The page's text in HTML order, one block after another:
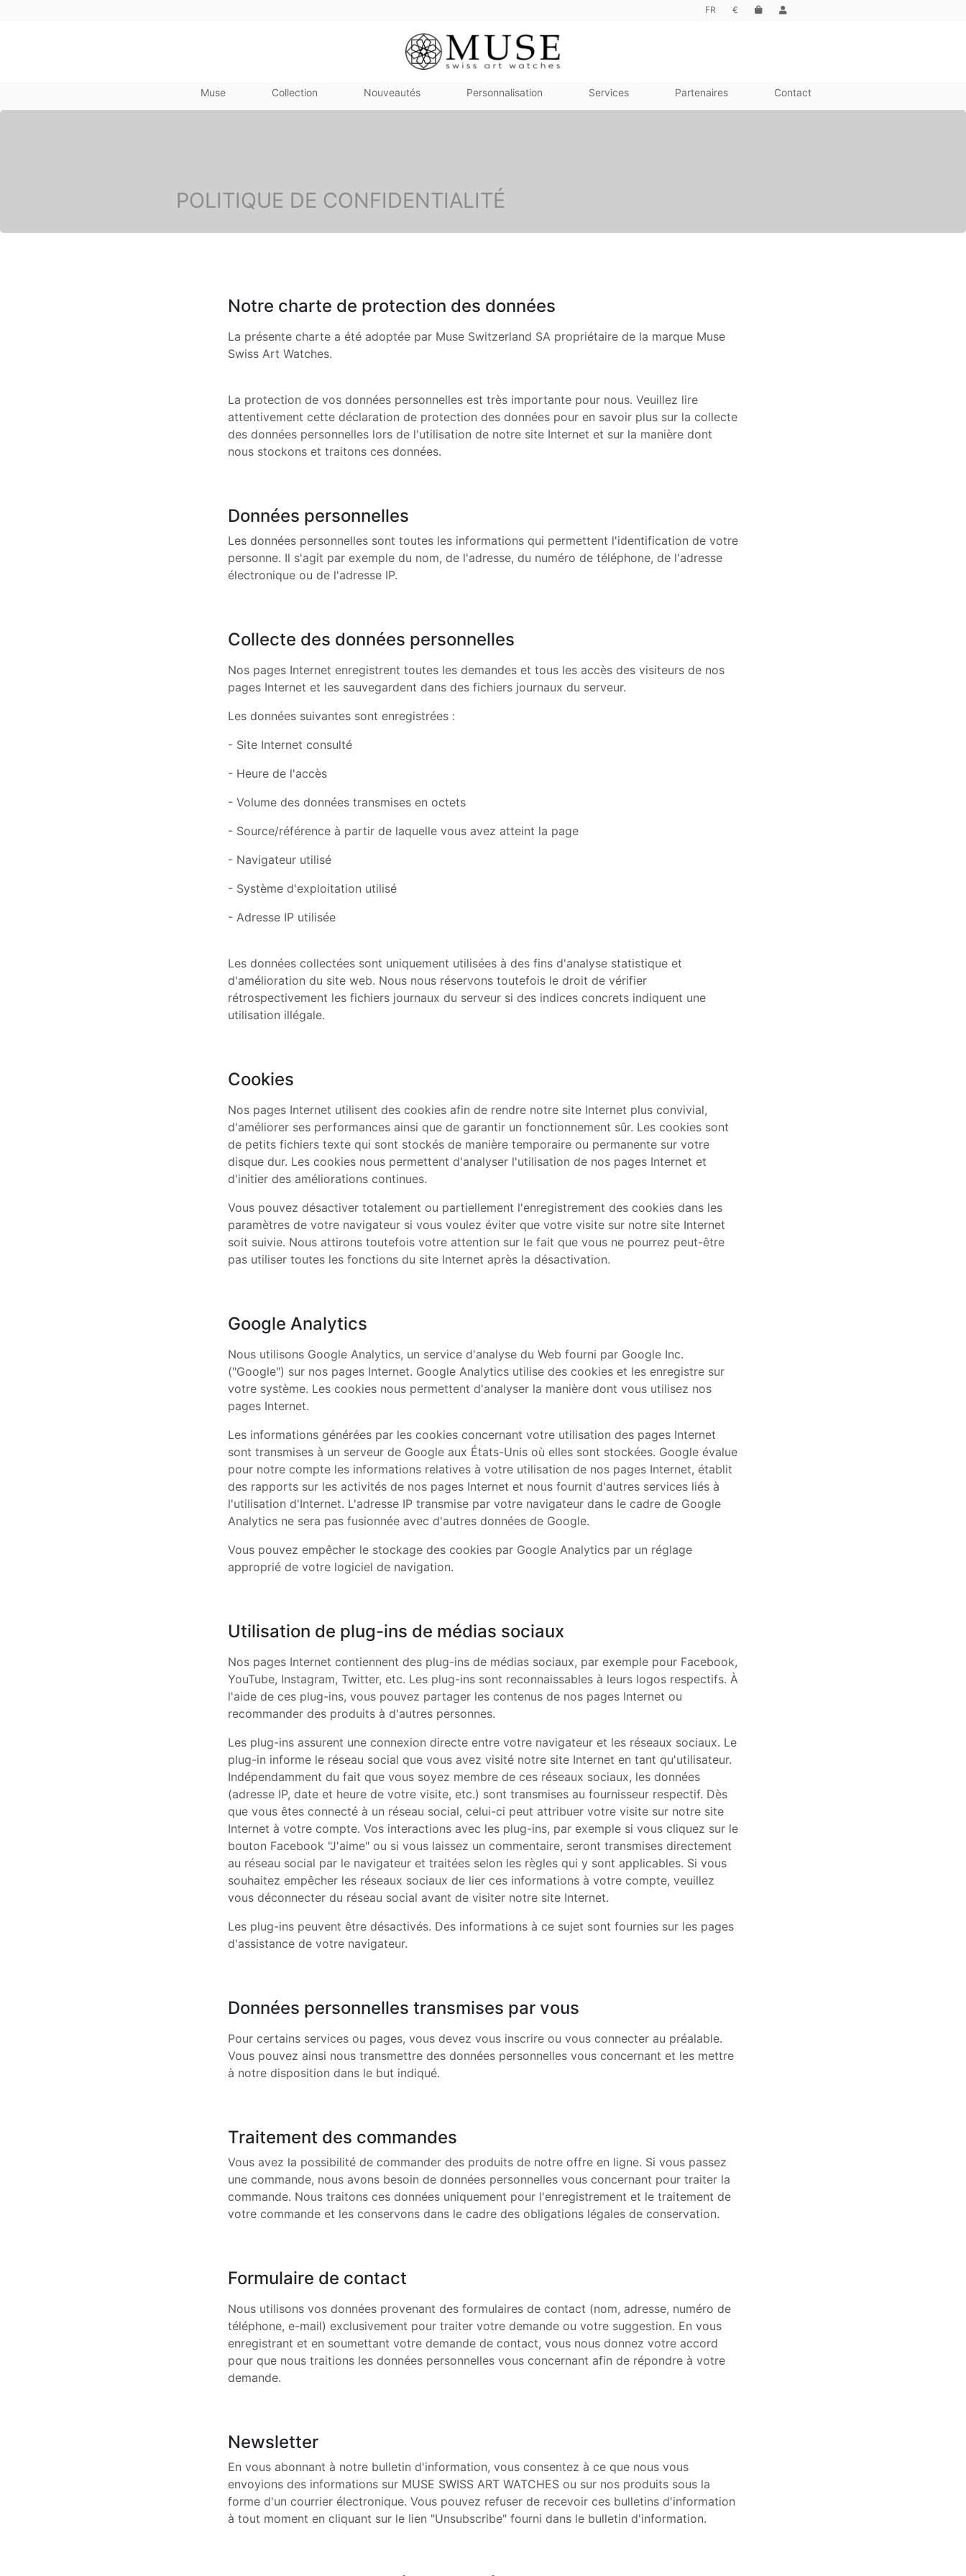
FR €
Muse Collection Nouveautés Personnalisation Services Partenaires Contact
POLITIQUE DE CONFIDENTIALITÉ
Notre charte de protection des données
La présente charte a été adoptée par Muse Switzerland SA propriétaire de la marque Muse
Swiss Art Watches.
La protection de vos données personnelles est très importante pour nous. Veuillez lire
attentivement cette déclaration de protection des données pour en savoir plus sur la collecte
des données personnelles lors de l'utilisation de notre site Internet et sur la manière dont
nous stockons et traitons ces données.
Données personnelles
Les données personnelles sont toutes les informations qui permettent l'identification de votre
personne. Il s'agit par exemple du nom, de l'adresse, du numéro de téléphone, de l'adresse
électronique ou de l'adresse IP.
Collecte des données personnelles
Nos pages Internet enregistrent toutes les demandes et tous les accès des visiteurs de nos
pages Internet et les sauvegardent dans des fichiers journaux du serveur.
Les données suivantes sont enregistrées :
- Site Internet consulté
- Heure de l'accès
- Volume des données transmises en octets
- Source/référence à partir de laquelle vous avez atteint la page
- Navigateur utilisé
- Système d'exploitation utilisé
- Adresse IP utilisée
Les données collectées sont uniquement utilisées à des fins d'analyse statistique et
d'amélioration du site web. Nous nous réservons toutefois le droit de vérifier
rétrospectivement les fichiers journaux du serveur si des indices concrets indiquent une
utilisation illégale.
Cookies
Nos pages Internet utilisent des cookies afin de rendre notre site Internet plus convivial,
d'améliorer ses performances ainsi que de garantir un fonctionnement sûr. Les cookies sont
de petits fichiers texte qui sont stockés de manière temporaire ou permanente sur votre
disque dur. Les cookies nous permettent d'analyser l'utilisation de nos pages Internet et
d'initier des améliorations continues.
Vous pouvez désactiver totalement ou partiellement l'enregistrement des cookies dans les
paramètres de votre navigateur si vous voulez éviter que votre visite sur notre site Internet
soit suivie. Nous attirons toutefois votre attention sur le fait que vous ne pourrez peut-être
pas utiliser toutes les fonctions du site Internet après la désactivation.
Google Analytics
Nous utilisons Google Analytics, un service d'analyse du Web fourni par Google Inc.
("Google") sur nos pages Internet. Google Analytics utilise des cookies et les enregistre sur
votre système. Les cookies nous permettent d'analyser la manière dont vous utilisez nos
pages Internet.
Les informations générées par les cookies concernant votre utilisation des pages Internet
sont transmises à un serveur de Google aux États-Unis où elles sont stockées. Google évalue
pour notre compte les informations relatives à votre utilisation de nos pages Internet, établit
des rapports sur les activités de nos pages Internet et nous fournit d'autres services liés à
l'utilisation d'Internet. L'adresse IP transmise par votre navigateur dans le cadre de Google
Analytics ne sera pas fusionnée avec d'autres données de Google.
Vous pouvez empêcher le stockage des cookies par Google Analytics par un réglage
approprié de votre logiciel de navigation.
Utilisation de plug-ins de médias sociaux
Nos pages Internet contiennent des plug-ins de médias sociaux, par exemple pour Facebook,
YouTube, Instagram, Twitter, etc. Les plug-ins sont reconnaissables à leurs logos respectifs. À
l'aide de ces plug-ins, vous pouvez partager les contenus de nos pages Internet ou
recommander des produits à d'autres personnes.
Les plug-ins assurent une connexion directe entre votre navigateur et les réseaux sociaux. Le
plug-in informe le réseau social que vous avez visité notre site Internet en tant qu'utilisateur.
Indépendamment du fait que vous soyez membre de ces réseaux sociaux, les données
(adresse IP, date et heure de votre visite, etc.) sont transmises au fournisseur respectif. Dès
que vous êtes connecté à un réseau social, celui-ci peut attribuer votre visite sur notre site
Internet à votre compte. Vos interactions avec les plug-ins, par exemple si vous cliquez sur le
bouton Facebook "J'aime" ou si vous laissez un commentaire, seront transmises directement
au réseau social par le navigateur et traitées selon les règles qui y sont applicables. Si vous
souhaitez empêcher les réseaux sociaux de lier ces informations à votre compte, veuillez
vous déconnecter du réseau social avant de visiter notre site Internet.
Les plug-ins peuvent être désactivés. Des informations à ce sujet sont fournies sur les pages
d'assistance de votre navigateur.
Données personnelles transmises par vous
Pour certains services ou pages, vous devez vous inscrire ou vous connecter au préalable.
Vous pouvez ainsi nous transmettre des données personnelles vous concernant et les mettre
à notre disposition dans le but indiqué.
Traitement des commandes
Vous avez la possibilité de commander des produits de notre offre en ligne. Si vous passez
une commande, nous avons besoin de données personnelles vous concernant pour traiter la
commande. Nous traitons ces données uniquement pour l'enregistrement et le traitement de
votre commande et les conservons dans le cadre des obligations légales de conservation.
Formulaire de contact
Nous utilisons vos données provenant des formulaires de contact (nom, adresse, numéro de
téléphone, e-mail) exclusivement pour traiter votre demande ou votre suggestion. En vous
enregistrant et en soumettant votre demande de contact, vous nous donnez votre accord
pour que nous traitions les données personnelles vous concernant afin de répondre à votre
demande.
Newsletter
En vous abonnant à notre bulletin d'information, vous consentez à ce que nous vous
envoyions des informations sur MUSE SWISS ART WATCHES ou sur nos produits sous la
forme d'un courrier électronique. Vous pouvez refuser de recevoir ces bulletins d'information
à tout moment en cliquant sur le lien "Unsubscribe" fourni dans le bulletin d'information.